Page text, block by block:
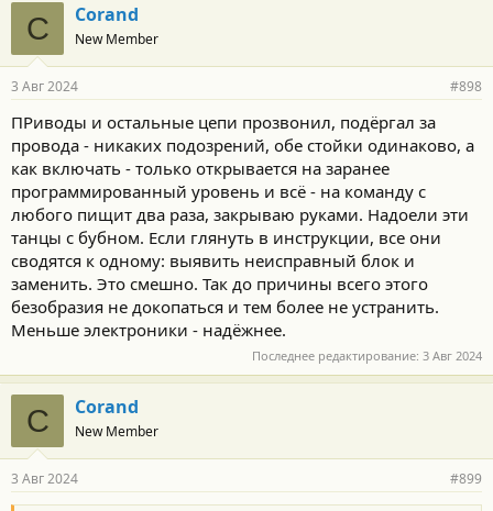
C Corand
New Member
3 Авг 2024 #898
ПРиводы и остальные цепи прозвонил, подёргал за
провода - никаких подозрений, обе стойки одинаково, а
как включать - только открывается на заранее
программированный уровень и всё - на команду с
любого пищит два раза, закрываю руками. Надоели эти
танцы с бубном. Если глянуть в инструкции, все они
сводятся к одному: выявить неисправный блок и
заменить. Это смешно. Так до причины всего этого
безобразия не докопаться и тем более не устранить.
Меньше электроники - надёжнее.
Последнее редактирование: 3 Авг 2024
C Corand
New Member
3 Авг 2024 #899